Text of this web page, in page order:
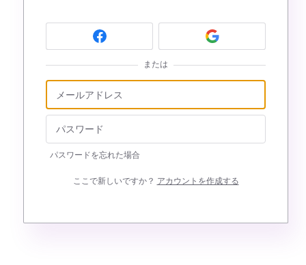
または
パスワードを忘れた場合
ここで新しいですか？ アカウントを作成する